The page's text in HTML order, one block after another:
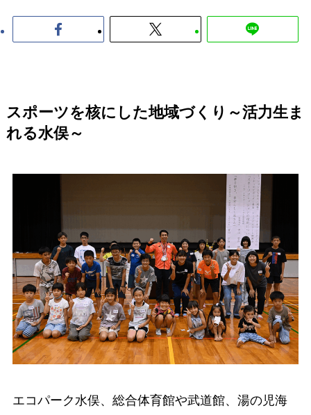
スポーツを核にした地域づくり～活力生ま
れる水俣～
エコパーク水俣、総合体育館や武道館、湯の児海